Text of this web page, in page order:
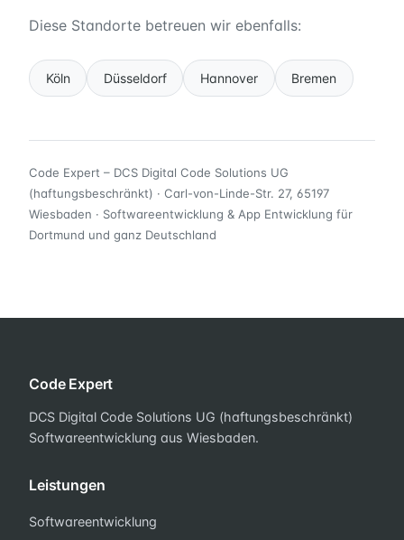
Diese Standorte betreuen wir ebenfalls:
Köln Düsseldorf Hannover Bremen
Code Expert – DCS Digital Code Solutions UG
(haftungsbeschränkt) · Carl-von-Linde-Str. 27, 65197
Wiesbaden · Softwareentwicklung & App Entwicklung für
Dortmund und ganz Deutschland
Code Expert
DCS Digital Code Solutions UG (haftungsbeschränkt)
Softwareentwicklung aus Wiesbaden.
Leistungen
Softwareentwicklung